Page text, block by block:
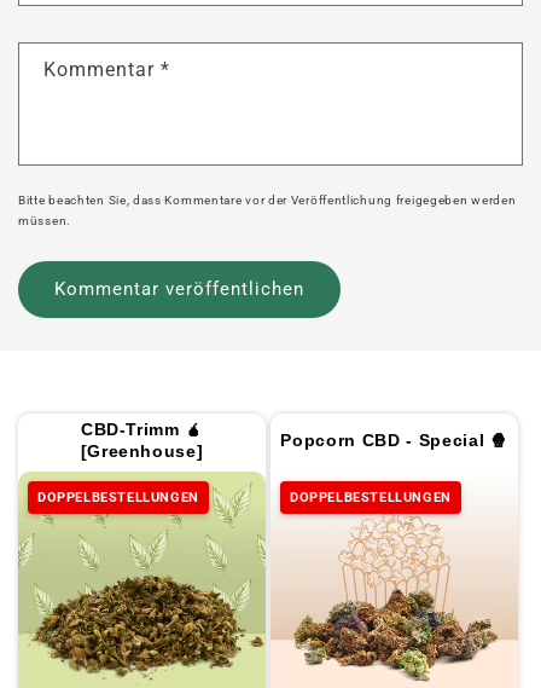
Kommentar *
Bitte beachten Sie, dass Kommentare vor der Veröffentlichung freigegeben werden
müssen.
CBD-Trimm 🧉
[Greenhouse]
DOPPELBESTELLUNGEN
Popcorn CBD - Special 🍿
DOPPELBESTELLUNGEN